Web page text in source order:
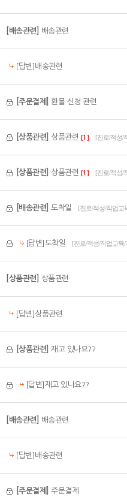
[배송관련] 배송관련
[답변]배송관련
[주문결제] 환불 신청 관련
[상품관련] 상품관련 [1] [진로/적성/
[상품관련] 상품관련 [1] [진로/적성/
[배송관련] 도착일 [진로/적성/직업교
[답변]도착일 [진로/적성/직업교육/
[상품관련] 상품관련
[답변]상품관련
[상품관련] 재고 있나요??
[답변]재고 있나요??
[배송관련] 배송관련
[답변]배송관련
[주문결제] 주문결제